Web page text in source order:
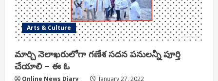
Arts & Culture
మార్చి నెలాఖరులోగా గణేశ సదన పనులన్నీ పూర్తి
చేయాలి – ఈ ఓ
Online News Diary January 27, 2022